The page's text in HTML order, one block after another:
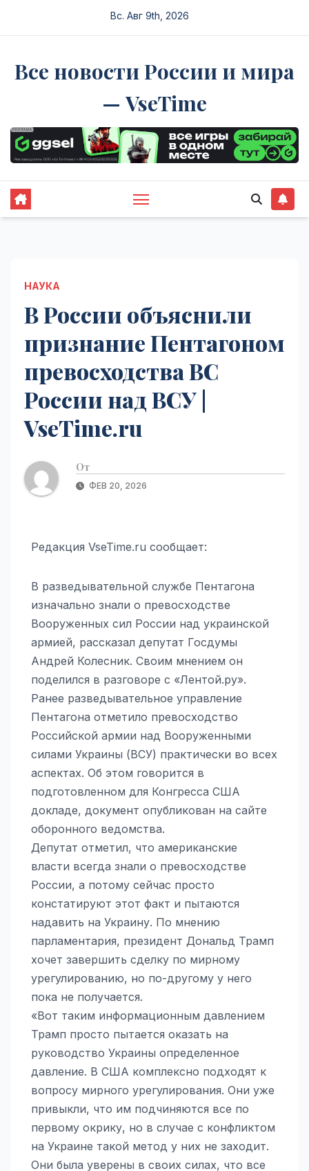
Вс. Авг 9th, 2026
Все новости России и мира
— VseTime
НАУКА
В России объяснили
признание Пентагоном
превосходства ВС
России над ВСУ |
VseTime.ru
От
ФЕВ 20, 2026
Редакция VseTime.ru сообщает:
В разведывательной службе Пентагона
изначально знали о превосходстве
Вооруженных сил России над украинской
армией, рассказал депутат Госдумы
Андрей Колесник. Своим мнением он
поделился в разговоре с «Лентой.ру».
Ранее разведывательное управление
Пентагона отметило превосходство
Российской армии над Вооруженными
силами Украины (ВСУ) практически во всех
аспектах. Об этом говорится в
подготовленном для Конгресса США
докладе, документ опубликован на сайте
оборонного ведомства.
Депутат отметил, что американские
власти всегда знали о превосходстве
России, а потому сейчас просто
констатируют этот факт и пытаются
надавить на Украину. По мнению
парламентария, президент Дональд Трамп
хочет завершить сделку по мирному
урегулированию, но по-другому у него
пока не получается.
«Вот таким информационным давлением
Трамп просто пытается оказать на
руководство Украины определенное
давление. В США комплексно подходят к
вопросу мирного урегулирования. Они уже
привыкли, что им подчиняются все по
первому окрику, но в случае с конфликтом
на Украине такой метод у них не заходит.
Они была уверены в своих силах, что все